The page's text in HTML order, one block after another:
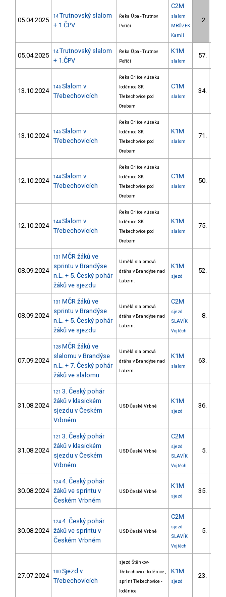
05.04.2025 14 Trutnovský slalom
+ 1.ČPV
Řeka Úpa - Trutnov
Poříčí
C2M
slalom
MRŮZEK
Kamil
2.
05.04.2025 14 Trutnovský slalom
+ 1.ČPV
Řeka Úpa - Trutnov
Poříčí
K1M
slalom
57.
13.10.2024 145 Slalom v
Třebechovicích
Řeka Orlice v úseku
loděnice SK
Třebechovice pod
Orebem
C1M
slalom
34.
13.10.2024 145 Slalom v
Třebechovicích
Řeka Orlice v úseku
loděnice SK
Třebechovice pod
Orebem
K1M
slalom
71.
12.10.2024 144 Slalom v
Třebechovicích
Řeka Orlice v úseku
loděnice SK
Třebechovice pod
Orebem
C1M
slalom
50.
12.10.2024 144 Slalom v
Třebechovicích
Řeka Orlice v úseku
loděnice SK
Třebechovice pod
Orebem
K1M
slalom
75.
08.09.2024
131 MČR žáků ve
sprintu v Brandýse
n.L. + 5. Český pohár
žáků ve sjezdu
Umělá slalomová
dráha v Brandýse nad
Labem.
K1M
sjezd
52.
08.09.2024
131 MČR žáků ve
sprintu v Brandýse
n.L. + 5. Český pohár
žáků ve sjezdu
Umělá slalomová
dráha v Brandýse nad
Labem.
C2M
sjezd
SLAVÍK
Vojtěch
8.
07.09.2024
128 MČR žáků ve
slalomu v Brandýse
n.L. + 7. Český pohár
žáků ve slalomu
Umělá slalomová
dráha v Brandýse nad
Labem.
K1M
slalom
63.
31.08.2024
121 3. Český pohár
žáků v klasickém
sjezdu v Českém
Vrbném
USD České Vrbné
K1M
sjezd
36.
31.08.2024
121 3. Český pohár
žáků v klasickém
sjezdu v Českém
Vrbném
USD České Vrbné
C2M
sjezd
SLAVÍK
Vojtěch
5.
30.08.2024
124 4. Český pohár
žáků ve sprintu v
Českém Vrbném
USD České Vrbné
K1M
sjezd
35.
30.08.2024
124 4. Český pohár
žáků ve sprintu v
Českém Vrbném
USD České Vrbné
C2M
sjezd
SLAVÍK
Vojtěch
5.
27.07.2024 100 Sjezd v
Třebechovicích
sjezd Štěnkov-
Třebechovice loděnice ,
sprint Třebechovice -
loděnice
K1M
sjezd
23.